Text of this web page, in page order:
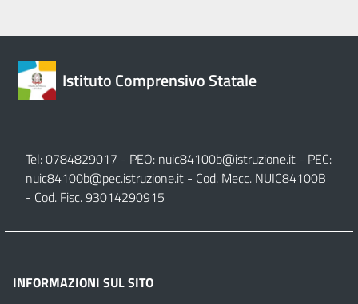
Istituto Comprensivo Statale
Tel: 0784829017 - PEO: nuic84100b@istruzione.it - PEC:
nuic84100b@pec.istruzione.it - Cod. Mecc. NUIC84100B
- Cod. Fisc. 93014290915
INFORMAZIONI SUL SITO